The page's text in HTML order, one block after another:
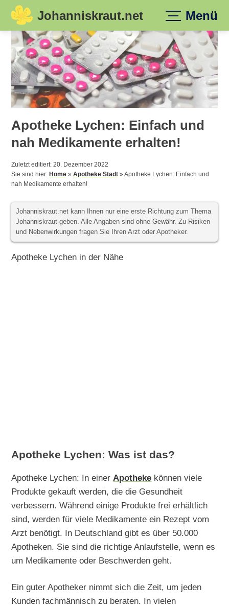
Skip
content
Johanniskraut.net Menü
Apotheke Lychen: Einfach und
nah Medikamente erhalten!
Zuletzt editiert: 20. Dezember 2022
Sie sind hier:Home »Apotheke Stadt »Apotheke Lychen: Einfach und
nah Medikamente erhalten!
Johanniskraut.net kann Ihnen nur eine erste Richtung zum Thema
Johanniskraut geben. Alle Angaben sind ohne Gewähr. Zu Risiken
und Nebenwirkungen fragen Sie Ihren Arzt oder Apotheker.
Apotheke Lychen in der Nähe
Apotheke Lychen: Was ist das?
Apotheke Lychen: In einer Apotheke können viele
Produkte gekauft werden, die die Gesundheit
verbessern. Während einige Produkte frei erhältlich
sind, werden für viele Medikamente ein Rezept vom
Arzt benötigt. In Deutschland gibt es über 50.000
Apotheken. Sie sind die richtige Anlaufstelle, wenn es
um Medikamente oder Beschwerden geht.
Ein guter Apotheker nimmt sich die Zeit, um jeden
Kunden fachmännisch zu beraten. In vielen